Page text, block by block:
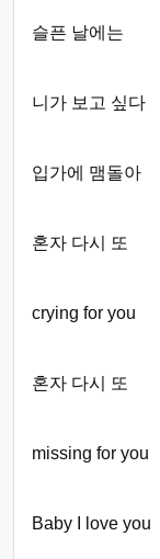
슬픈 날에는
니가 보고 싶다
입가에 맴돌아
혼자 다시 또
crying for you
혼자 다시 또
missing for you
Baby I love you